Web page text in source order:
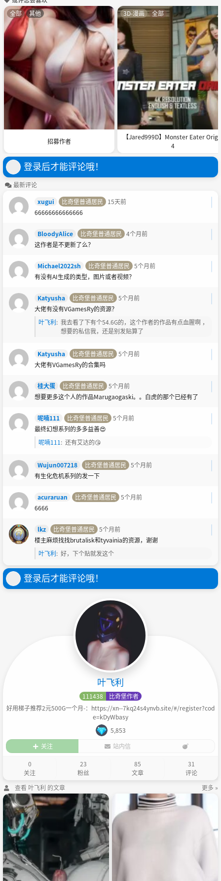
招募作者
全部 其他
【Jared999D】Monster Eater
4
3D-漫画 全部
登录后才能评论哦！
最新评论
xugui
比奇堡普通居民
15天前
66666666666666
BloodyAlice 比奇堡普通居民 4个月前
这作者是不更新了么？
Michael2022sh 比奇堡普通居民 5个月前
有没有AI生成的类型，图片或者视频？
Katyusha 比奇堡普通居民 5个月前
大佬有没有VGamesRy的资源？
叶飞利: 我去看了下有个54.6G的，这个作者的作品有点血腥啊 ，
想要的私信我，还是别发贴算了
Katyusha 比奇堡普通居民 5个月前
大佬有VGamesRy的合集吗
桂大蛋 比奇堡普通居民 5个月前
想要更多这个人的作品Marugaogaski。。白虎的那个已经有了
呢喃111 比奇堡普通居民 5个月前
最终幻想系列的多多益善😍
呢喃111: 还有艾达的😘
Wujun007218 比奇堡普通居民 5个月前
有生化危机系列的发一下
acuraruan 比奇堡普通居民 5个月前
6666
lkz 比奇堡普通居民 5个月前
楼主麻烦找找brutalisk和tyvainia的资源，谢谢
叶飞利: 好，下个贴就发这个
登录后才能评论哦！
叶飞利
111438
比奇堡作者
好用梯子推荐2元500G一个月-：https://xn--7kq24s4ynvb.site/#/register?cod
e=kDyWbasy
5,853
关注
站内信
0
关注
23
粉丝
85
文章
31
评论
查看 叶飞利 的文章
更多 »